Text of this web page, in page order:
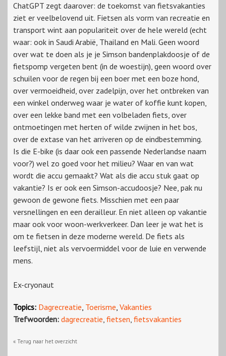
ChatGPT zegt daarover: de toekomst van fietsvakanties
ziet er veelbelovend uit. Fietsen als vorm van recreatie en
transport wint aan populariteit over de hele wereld (echt
waar: ook in Saudi Arabië, Thailand en Mali. Geen woord
over wat te doen als je je Simson bandenplakdoosje of de
fietspomp vergeten bent (in de woestijn), geen woord over
schuilen voor de regen bij een boer met een boze hond,
over vermoeidheid, over zadelpijn, over het ontbreken van
een winkel onderweg waar je water of koffie kunt kopen,
over een lekke band met een volbeladen fiets, over
ontmoetingen met herten of wilde zwijnen in het bos,
over de extase van het arriveren op de eindbestemming.
Is die E-bike (is daar ook een passende Nederlandse naam
voor?) wel zo goed voor het milieu? Waar en van wat
wordt die accu gemaakt? Wat als die accu stuk gaat op
vakantie? Is er ook een Simson-accudoosje? Nee, pak nu
gewoon de gewone fiets. Misschien met een paar
versnellingen en een derailleur. En niet alleen op vakantie
maar ook voor woon-werkverkeer. Dan leer je wat het is
om te fietsen in deze moderne wereld. De fiets als
leefstijl, niet als vervoermiddel voor de luie en verwende
mens.
Ex-cryonaut
Topics: Dagrecreatie, Toerisme, Vakanties
Trefwoorden: dagrecreatie, fietsen, fietsvakanties
« Terug naar het overzicht